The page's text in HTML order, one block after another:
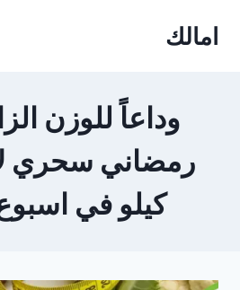
امالك
وداعاً للوزن
كيلو في